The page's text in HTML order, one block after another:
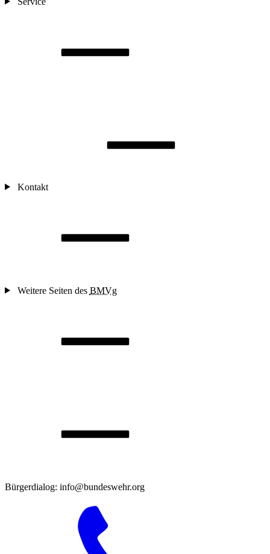
Kontakt
Weitere Seiten des BMVg
Bürgerdialog: info@bundeswehr.org